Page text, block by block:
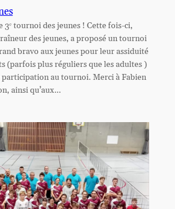
3ᵉ tournoi des jeunes ! Cette fois-ci,
des jeunes, a proposé un tournoi
bravo aux jeunes pour leur assiduité
(parfois plus réguliers que les adultes )
au tournoi. Merci à Fabien
ainsi qu’aux…